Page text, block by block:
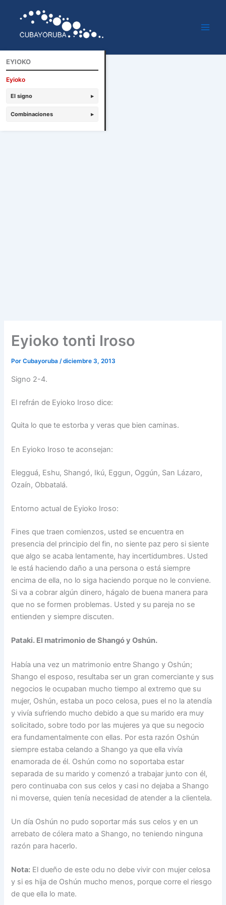
contenido
Eyioko tonti Iroso
PorCubayoruba/diciembre 3, 2013
Signo 2-4.
El refrán de Eyioko Iroso dice:
Quita lo que te estorba y veras que bien caminas.
En Eyioko Iroso te aconsejan:
Elegguá, Eshu, Shangó, Ikú, Eggun, Oggún, San Lázaro,
Ozaín, Obbatalá.
Entorno actual de Eyioko Iroso:
Fines que traen comienzos, usted se encuentra en
presencia del principio del fin, no siente paz pero si siente
que algo se acaba lentamente, hay incertidumbres. Usted
le está haciendo daño a una persona o está siempre
encima de ella, no lo siga haciendo porque no le conviene.
Si va a cobrar algún dinero, hágalo de buena manera para
que no se formen problemas. Usted y su pareja no se
entienden y siempre discuten.
Pataki. El matrimonio de Shangó y Oshún.
Había una vez un matrimonio entre Shango y Oshún;
Shango el esposo, resultaba ser un gran comerciante y sus
negocios le ocupaban mucho tiempo al extremo que su
mujer, Oshún, estaba un poco celosa, pues el no la atendía
y vivía sufriendo mucho debido a que su marido era muy
solicitado, sobre todo por las mujeres ya que su negocio
era fundamentalmente con ellas. Por esta razón Oshún
siempre estaba celando a Shango ya que ella vivía
enamorada de él. Oshún como no soportaba estar
separada de su marido y comenzó a trabajar junto con él,
pero continuaba con sus celos y casi no dejaba a Shango
ni moverse, quien tenía necesidad de atender a la clientela.
Un día Oshún no pudo soportar más sus celos y en un
arrebato de cólera mato a Shango, no teniendo ninguna
razón para hacerlo.
Nota: El dueño de este odu no debe vivir con mujer celosa
y si es hija de Oshún mucho menos, porque corre el riesgo
de que ella lo mate.
EYIOKO
Eyioko
El signo ▸
Combinaciones ▸